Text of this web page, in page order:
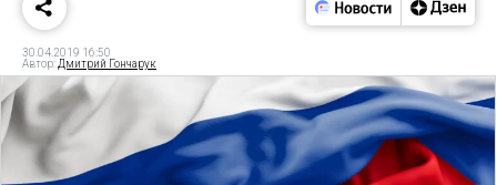
30.04.2019 16:50
Автор: Дмитрий Гончарук